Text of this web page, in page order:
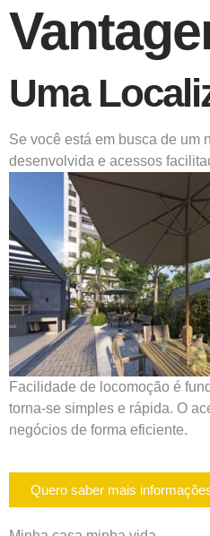
Uma
Se você está em busca de um
desenvolvida e acessos
Facilidade de locomoção é
torna-se simples e rápida. O
negócios de forma eficiente.
Quero saber mais